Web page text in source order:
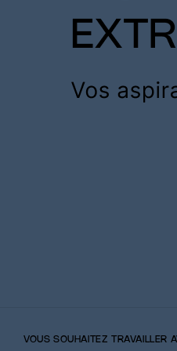
VOUS SOUHAITEZ TRAVAILLER